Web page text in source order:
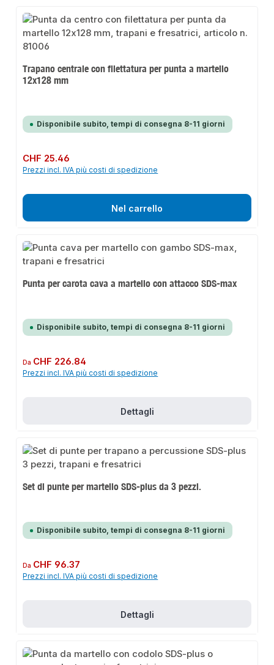
Trapano centrale con filettatura per punta a martello
12x128 mm
Disponibile subito, tempi di consegna 8-11 giorni
Prezzo normale:
CHF 25.46
Prezzi incl. IVA più costi di spedizione
Nel carrello
Punta per carota cava a martello con attacco SDS-max
Disponibile subito, tempi di consegna 8-11 giorni
Prezzo normale:
Da CHF 226.84
Prezzi incl. IVA più costi di spedizione
Dettagli
Set di punte per martello SDS-plus da 3 pezzi.
Disponibile subito, tempi di consegna 8-11 giorni
Prezzo normale:
Da CHF 96.37
Prezzi incl. IVA più costi di spedizione
Dettagli